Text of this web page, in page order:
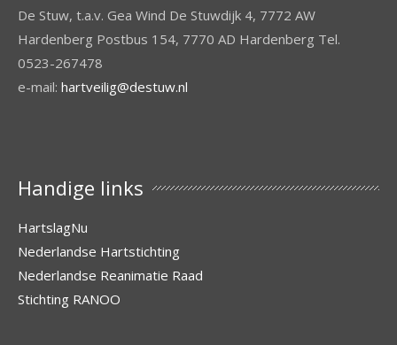
De Stuw, t.a.v. Gea Wind De Stuwdijk 4, 7772 AW
Hardenberg Postbus 154, 7770 AD Hardenberg Tel.
0523-267478
e-mail: hartveilig@destuw.nl
Handige links
HartslagNu
Nederlandse Hartstichting
Nederlandse Reanimatie Raad
Stichting RANOO